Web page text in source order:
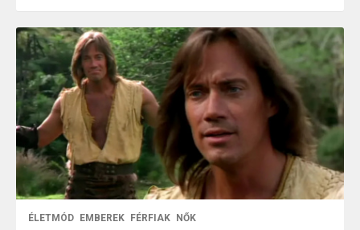
ÉLETMÓD EMBEREK FÉRFIAK NŐK